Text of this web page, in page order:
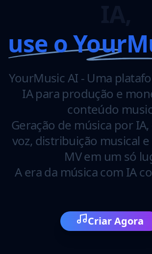
use o
YourMusic AI - Uma
IA para produção e
conteúdo
Geração de música por
voz, distribuição musical
MV em um só
A era da música com IA
Criar Agora